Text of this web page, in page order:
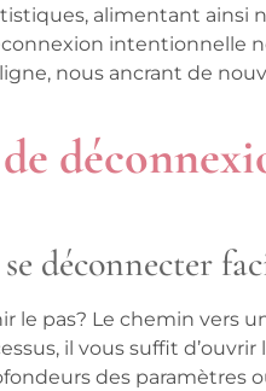
alimentant ainsi
intentionnelle
nous ancrant de
déconnecter
le pas? Le chemin vers
il vous suffit
des paramètres